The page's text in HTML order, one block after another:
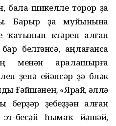
бала шикелле торор ҙа
Барыр ҙа муйынына
күтәреп алған
белгәнсә, аңлағанса
менән аралашырға
үҙенә ейәнсәр ҙә бүләк
Ғәйшәнең. «Ярай, әллә
үҙебеҙҙән алған
бесәй һымаҡ йәшәй,